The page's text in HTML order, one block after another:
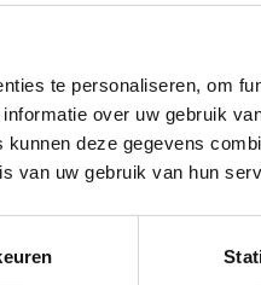
te personaliseren, om
over uw gebruik
deze gegevens
van uw gebruik van hun
Gerelateerde producten